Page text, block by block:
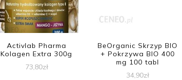
Activlab Pharma
Kolagen Extra 300g
73,80zł
BeOrganic Skrzyp BIO
+ Pokrzywa BIO 400
mg 100 tabl
34,90zł